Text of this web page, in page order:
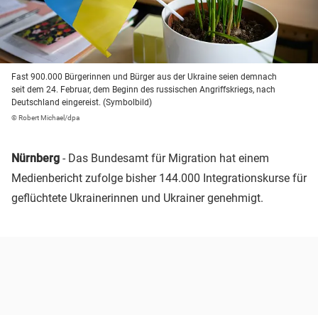
Fast 900.000 Bürgerinnen und Bürger aus der Ukraine seien demnach
seit dem 24. Februar, dem Beginn des russischen Angriffskriegs, nach
Deutschland eingereist. (Symbolbild)
© Robert Michael/dpa
Nürnberg - Das Bundesamt für Migration hat einem
Medienbericht zufolge bisher 144.000 Integrationskurse für
geflüchtete Ukrainerinnen und Ukrainer genehmigt.